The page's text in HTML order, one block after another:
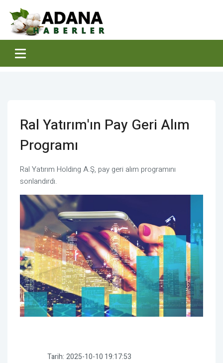
Ral Yatırım'ın Pay Geri Alım
Programı
Ral Yatırım Holding A.Ş, pay geri alım programını
sonlandırdı.
Tarih: 2025-10-10 19:17:53